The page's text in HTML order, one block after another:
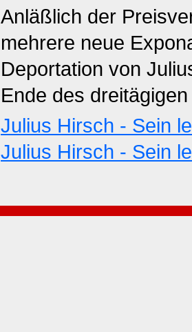
Anläßlich der
mehrere neue
Deportation von
Ende des
Julius Hirsch - Sein
Julius Hirsch - Sein